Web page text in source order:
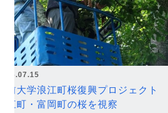
2026.07.15
弘前大学浪江町桜復興プロジェクト
浪江町・富岡町の桜を視察